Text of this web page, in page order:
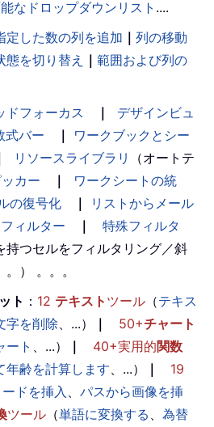
なドロップダウンリスト ....
定した数の列を追加 ｜ 列の移動
を切り替え ｜ 範囲および列の
ドフォーカス ｜
デザインビュ
式バー ｜
ワークブックとシー
リソースライブラリ
（オートテ
カー ｜
ワークシートの統
の復号化 ｜
リストからメール
ィルター ｜
特殊フィルタ
持つセルをフィルタリング／斜
） 。。。
ト ： 12 テキスト ツール （テキス
字を削除、...） ｜ 50+チャート
ート 、...） ｜ 40+実用的関数
年齢を計算します、...） ｜
19
ドを挿入 、 パスから画像を挿
ツール （単語に変換する 、 為替